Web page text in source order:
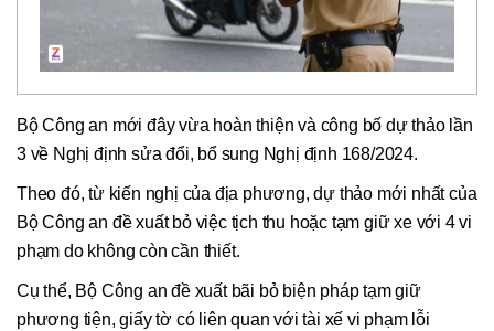
Bộ Công an mới đây vừa hoàn thiện và công bố dự thảo lần
3 về Nghị định sửa đổi, bổ sung Nghị định 168/2024.
Theo đó, từ kiến nghị của địa phương, dự thảo mới nhất của
Bộ Công an đề xuất bỏ việc tịch thu hoặc tạm giữ xe với 4 vi
phạm do không còn cần thiết.
Cụ thể, Bộ Công an đề xuất bãi bỏ biện pháp tạm giữ
phương tiện, giấy tờ có liên quan với tài xế vi phạm lỗi